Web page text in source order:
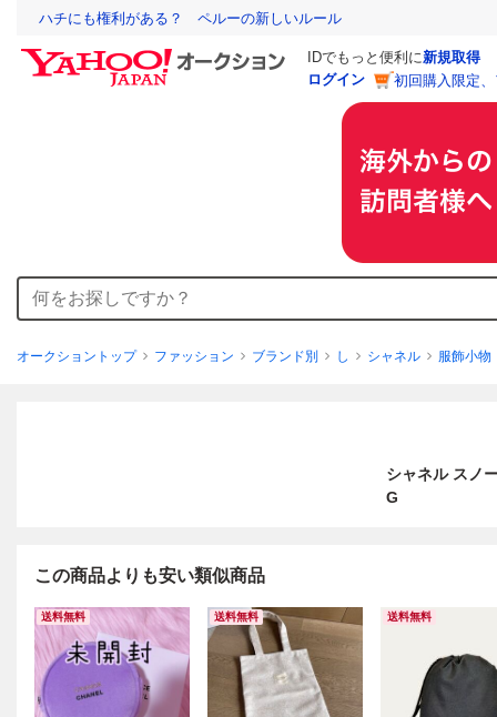
ハチにも権利がある？ ペルーの新しいルール
IDでもっと便利に新規取得
ログイン
初回購入限定
オークショントップ ファッション ブランド別 し シャネル 服飾小物
シャネル スノ
G
この商品よりも安い類似商品
送料無料 送料無料 送料無料